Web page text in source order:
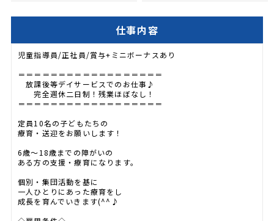
仕事内容
児童指導員/正社員/賞与+ミニボーナスあり
＝＝＝＝＝＝＝＝＝＝＝＝＝＝＝＝＝＝
放課後等デイサービスでのお仕事♪
完全週休二日制！残業ほぼなし！
＝＝＝＝＝＝＝＝＝＝＝＝＝＝＝＝＝＝
定員10名の子どもたちの
療育・送迎をお願いします！
6歳～18歳までの障がいの
ある方の支援・療育になります。
個別・集団活動を基に
一人ひとりにあった療育をし
成長を育んでいきます(^^♪